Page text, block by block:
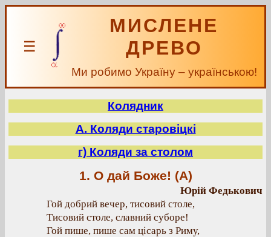
☰
МИСЛЕНЕ
ДРЕВО
Ми робимо Україну – українською!
Колядник
А. Коляди старовіцкі
г) Коляди за столом
1. О дай Боже! (А)
Юрій Федькович
Гой добрий вечер, тисовий столе,
Тисовий столе, славний суборе!
Гой пише, пише сам цісарь з Риму,